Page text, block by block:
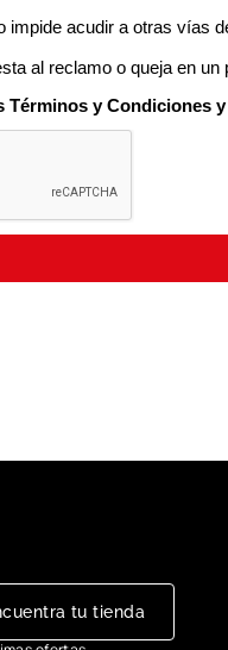
impide acudir a otras vías
al reclamo o queja en
Términos y Condiciones
tu tienda